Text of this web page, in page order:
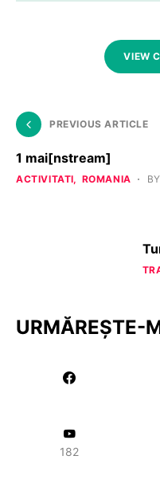
VIEW
PREVIOUS ARTICLE
1 mai[nstream]
ACTIVITATI ROMANIA BY
URMĂREȘTE-
182